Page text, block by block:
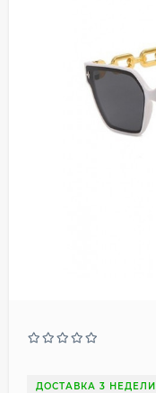
ДОСТАВКА 3 НЕДЕЛИ